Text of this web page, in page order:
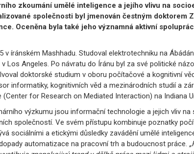
zkoumání umělé inteligence a jejího vlivu na
společnosti byl jmenován čestným doktorem
Oceněna byla také jeho významná aktivní
v íránském Mashhadu. Studoval elektrotechniku na
Los Angeles. Po návratu do Íránu byl za své politické
doktorské studium v oboru počítačové a kognitivní
informatiky, kognitivních věd a mezinárodních studií a
for Research on Mediated Interaction) na Indiana
výzkumu jsou informační technologie a jejich vliv na
společností. Ve svém přístupu kombinuje poznatky
sociálními a etickými důsledky zavádění umělé
automatizace na pracovní trh a budoucnost práce.